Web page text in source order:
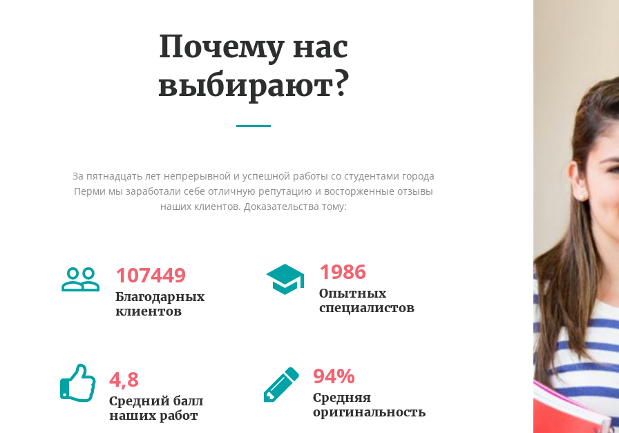
Почему нас
выбирают?
За пятнадцать лет непрерывной и успешной работы со студентами города
Перми мы заработали себе отличную репутацию и восторженные отзывы
наших клиентов. Доказательства тому:
107449
Благодарных
клиентов
1986
Опытных
специалистов
4,8
Средний балл
наших работ
94%
Средняя
оригинальность